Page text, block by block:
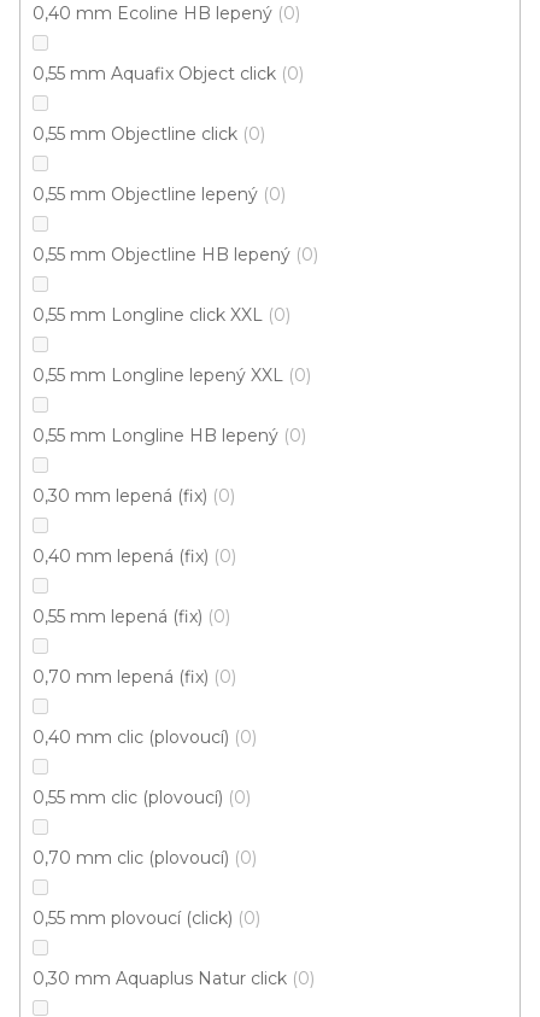
0,40 mm Ecoline HB lepený 0
0,55 mm Aquafix Object click 0
0,55 mm Objectline click 0
0,55 mm Objectline lepený 0
0,55 mm Objectline HB lepený 0
0,55 mm Longline click XXL 0
0,55 mm Longline lepený XXL 0
0,55 mm Longline HB lepený 0
0,30 mm lepená (fix) 0
0,40 mm lepená (fix) 0
0,55 mm lepená (fix) 0
0,70 mm lepená (fix) 0
0,40 mm clic (plovoucí) 0
0,55 mm clic (plovoucí) 0
0,70 mm clic (plovoucí) 0
0,55 mm plovoucí (click) 0
0,30 mm Aquaplus Natur click 0
Vinylová podlaha MODULEO ROOTS 55 EIR Laurel
Oak 51229
749 Kč
Měrná
od 233,62 Kč / 1 m2
Fix Large D (lepená)
Cenový hit